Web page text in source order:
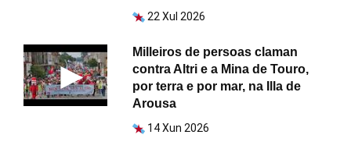
22 Xul 2026
Milleiros de persoas claman
contra Altri e a Mina de Touro,
por terra e por mar, na Illa de
Arousa
14 Xun 2026